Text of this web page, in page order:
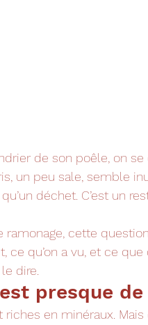
de son poêle, on
un peu sale, semble
déchet. C’est un
ramonage, cette
ce qu’on a vu, et ce
dire.
presque
riches en minéraux.